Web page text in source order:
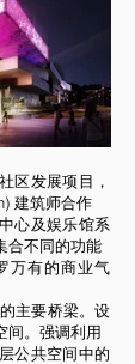
区发展项目，
建筑师合作
心及娱乐馆系
合不同的功能
万有的商业气
主要桥梁。设
间。强调利用
公共空间中的